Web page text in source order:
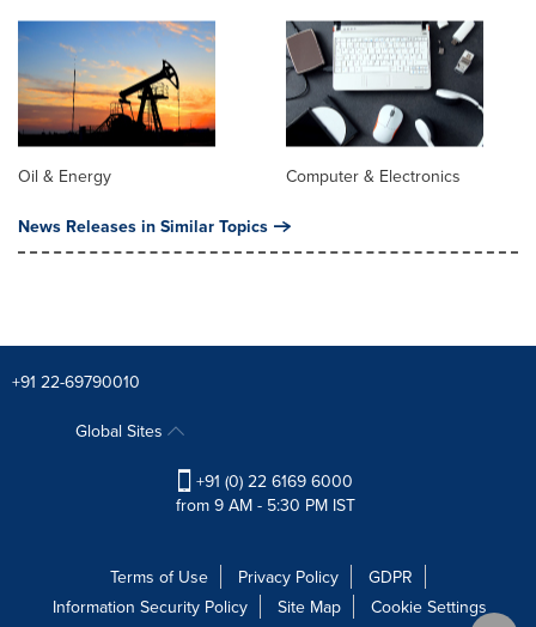
Oil & Energy Computer & Electronics
News Releases in Similar Topics
+91 22-69790010
Global Sites
+91 (0) 22 6169 6000
from 9 AM - 5:30 PM IST
Terms of Use Privacy Policy
GDPR
Information Security Policy
Site Map Cookie Settings